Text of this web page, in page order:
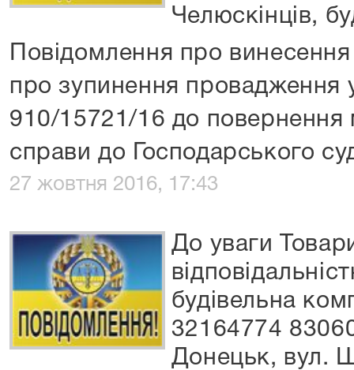
Челюскінців,
Повідомлення про
про зупинення провадження
910/15721/16 до повернення
справи до Господарського
27 жовтня 2016, 17:43
До уваги
будівельна
32164774
Донецьк, вул.